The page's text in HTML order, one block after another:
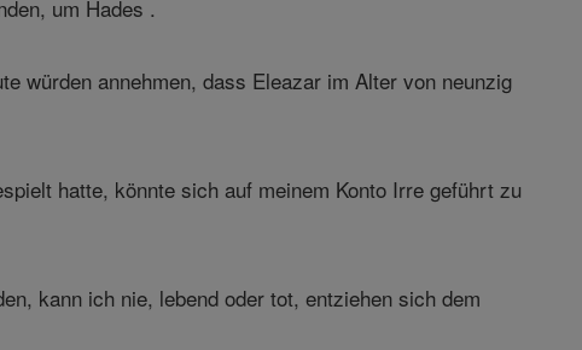
um Hades .
würden annehmen, dass Eleazar im Alter von neunzig
hatte, könnte sich auf meinem Konto Irre geführt zu
kann ich nie, lebend oder tot, entziehen sich dem